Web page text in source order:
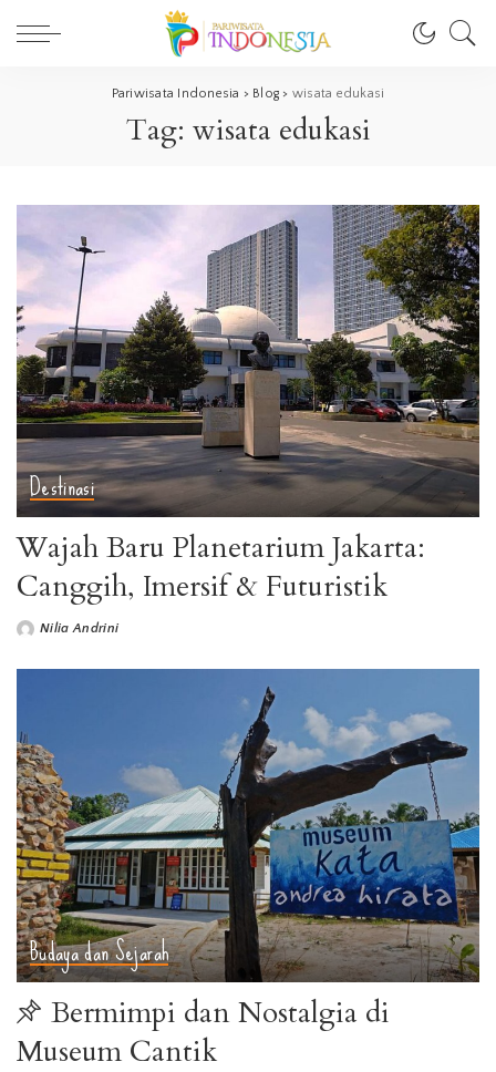
Pariwisata Indonesia > Blog > wisata edukasi
Tag: wisata edukasi
Destinasi
Wajah Baru Planetarium Jakarta:
Canggih, Imersif & Futuristik
Nilia Andrini
Budaya dan Sejarah
Bermimpi dan Nostalgia di
Museum Cantik